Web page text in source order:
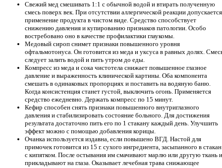
Свежий мед смешивать 1:1 с обычной водой и втирать полученную
смесь поверх век. При отсутствии аллергической реакции допускается
применение продукта в чистом виде. Средство способствует
снижению давления и купированию признаков патологии. Особо
востребовано оно в качестве профилактики глаукомы.
Медовый сироп снимет признаки повышенного уровня
офтальмотонуса. Он готовится из меда и уксуса в равных долях.
следует залить водой и пить утром до еды.
Компресс из меда и сока чистотела снижает повышенное глазное
давление и выраженность клинической картины. Оба компонента
смешать в одинаковых пропорциях и поставить на водяную баню.
Когда консистенция станет густой, выключить огонь. Применяется
средство ежедневно. Держать компресс по 15 минут.
Кефир способен снять признаки повышенного внутриглазного
давления и стабилизировать состояние больного. Для достижения
результата достаточно пить его по 1 стакану каждый день. Улучшить
эффект можно с помощью добавления корицы.
Очанка используется издавна, если повышено ВГД. Настой для
примочек готовится из 15 г. сухого ингредиента, засыпанного в стакан
с кипятком. После остывания им смачивают марлю или другую ткань и
прикладывают на глаза. Оказывает лечебная трава снижающее